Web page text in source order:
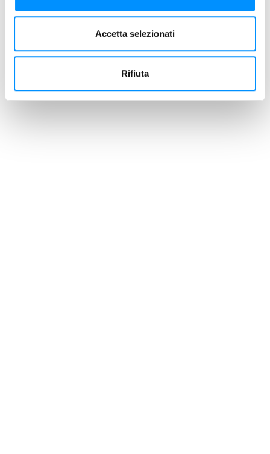
Accetta selezionati
Rifiuta